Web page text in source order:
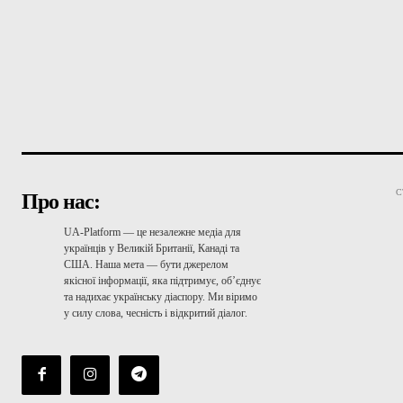
Про нас:
UA-Platform — це незалежне медіа для
українців у Великій Британії, Канаді та
США. Наша мета — бути джерелом
якісної інформації, яка підтримує, об’єднує
та надихає українську діаспору. Ми віримо
у силу слова, чесність і відкритий діалог.